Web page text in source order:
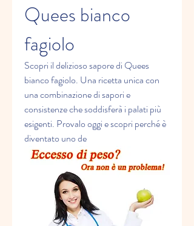
Quees bianco
fagiolo
Scopri il delizioso sapore di Quees
bianco fagiolo. Una ricetta unica con
una combinazione di sapori e
consistenze che soddisferà i palati più
esigenti. Provalo oggi e scopri perché è
diventato uno de